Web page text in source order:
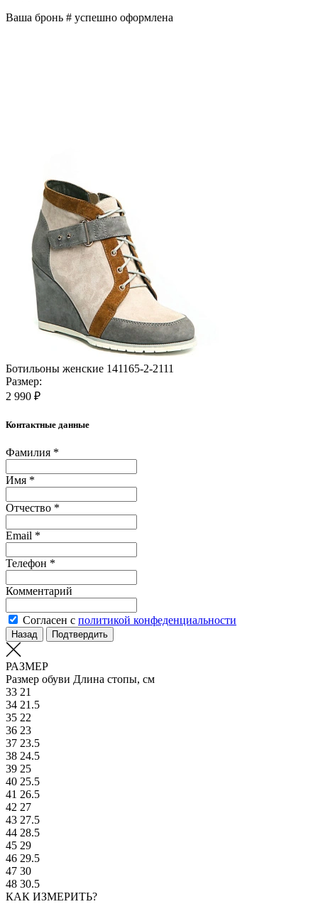
Ваша бронь # успешно оформлена
Ботильоны женские 141165-2-2111
Размер:
2 990 ₽
Контактные данные
Фамилия *
Имя *
Отчество *
Email *
Телефон *
Комментарий
Согласен с политикой конфеденциальности
Назад Подтвердить
РАЗМЕР
Размер обуви Длина стопы, см
33 21
34 21.5
35 22
36 23
37 23.5
38 24.5
39 25
40 25.5
41 26.5
42 27
43 27.5
44 28.5
45 29
46 29.5
47 30
48 30.5
КАК ИЗМЕРИТЬ?